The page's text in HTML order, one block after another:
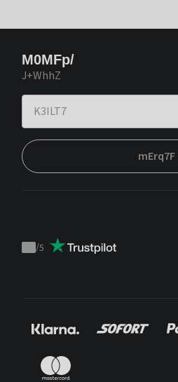
M0MFp/
J+WhhZ
mErq7F
Trustpilot
/5